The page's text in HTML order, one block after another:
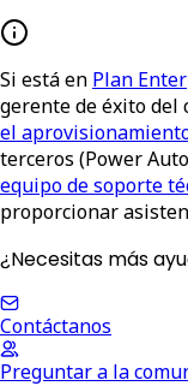
Si está en Plan
gerente de éxito del
el
terceros (Power
equipo de soporte
proporcionar
¿Necesitas más
Contáctanos
Preguntar a la